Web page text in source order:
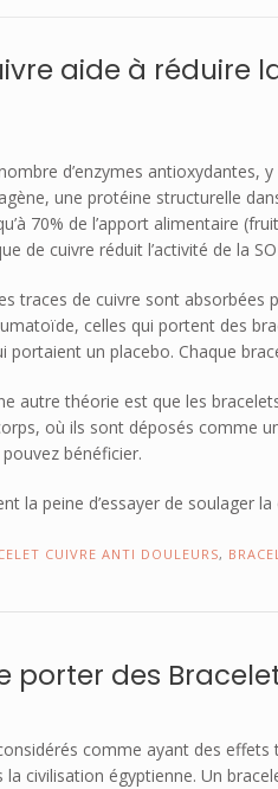
aide à réduire
d’enzymes
une protéine structurelle
70% de l’apport alimentaire
de cuivre réduit l’activité de
traces de cuivre sont absorbées
celles qui portent des
portaient un placebo. Chaque
autre théorie est que les
où ils sont déposés comme
bénéficier.
la peine d’essayer de soulager la
CUIVRE ANTI DOULEURS,
des
comme ayant des
la civilisation égyptienne. Un